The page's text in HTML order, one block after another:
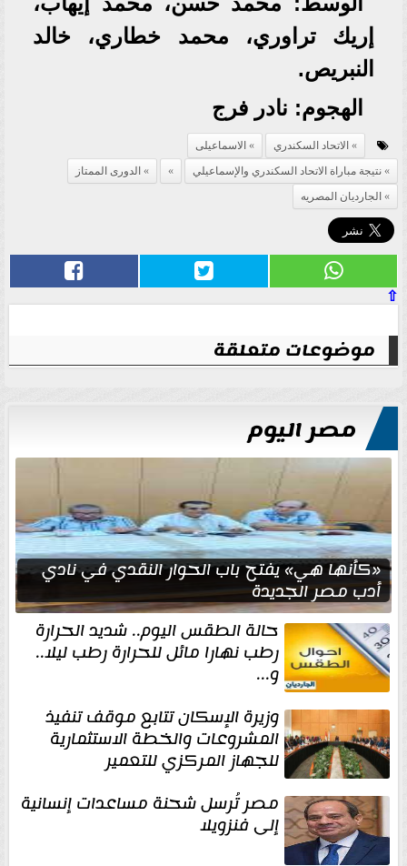
إريك تراوري، محمد خطاري، خالد
النبريص.
الهجوم: نادر فرج
الاتحاد السكندري
الاسماعيلى
نتيجة مباراة الاتحاد السكندري والإسماعيلي
الدورى الممتاز
الجارديان المصريه
⇧
موضوعات متعلقة
مصر اليوم
«كأنها هي» يفتح باب الحوار النقدي في نادي
أدب مصر الجديدة
حالة الطقس اليوم.. شديد الحرارة
رطب نهارا مائل للحرارة رطب ليلا..
و...
وزيرة الإسكان تتابع موقف تنفيذ
المشروعات والخطة الاستثمارية
للجهاز المركزي للتعمير
مصر تُرسل شحنة مساعدات إنسانية
إلى فنزويلا